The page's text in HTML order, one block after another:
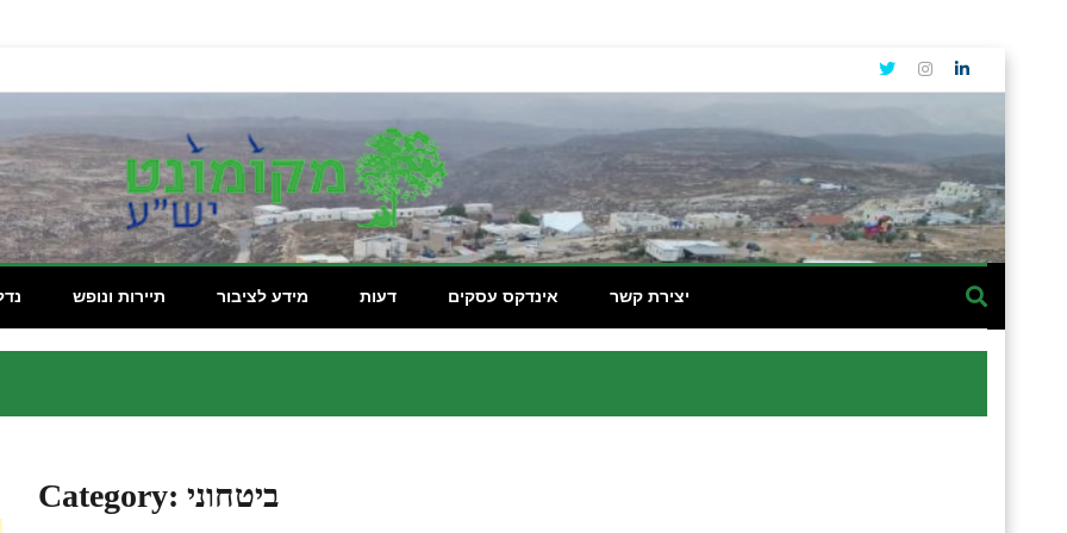
תיירות ונופש מידע לציבור דעות אינדקס עסקים יצירת קשר
Category:ביטחוני